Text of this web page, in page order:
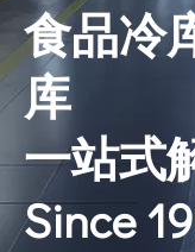
冷库知识
联系我们
食品冷
库
一站式
Since